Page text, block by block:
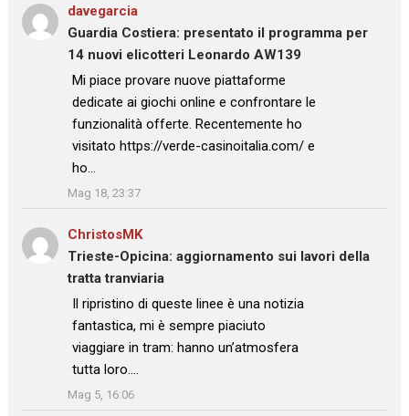
davegarcia
Guardia Costiera: presentato il programma per
14 nuovi elicotteri Leonardo AW139
: “Mi piace provare nuove piattaforme
dedicate ai giochi online e confrontare le
funzionalità offerte. Recentemente ho
visitato https://verde-casinoitalia.com/ e
ho…
”
Mag 18, 23:37
ChristosMKsu
Trieste-Opicina: aggiornamento sui lavori della
tratta tranviaria
: “
Il ripristino di queste linee è una notizia
fantastica, mi è sempre piaciuto
viaggiare in tram: hanno un’atmosfera
tutta loro.…
”
Mag 5, 16:06